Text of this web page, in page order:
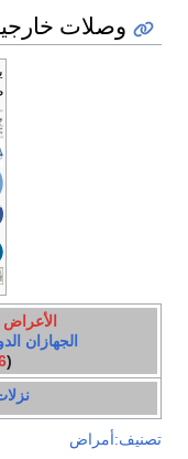
وصلات
الأعراض
الجهازان
(
تصنيف:أمراض